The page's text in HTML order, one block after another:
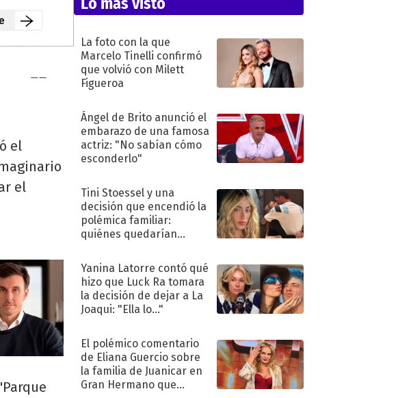
el
el
La foto con la que
Marcelo Tinelli confirmó
que volvió con Milett
Figueroa
Ángel de Brito anunció el
embarazo de una famosa
actriz: "No sabían cómo
esconderlo"
Tini Stoessel y una
decisión que encendió la
polémica familiar:
quiénes quedarían
Yanina Latorre contó qué
hizo que Luck Ra tomara
la decisión de dejar a La
Joaqui: "Ella lo..."
El polémico comentario
de Eliana Guercio sobre
la familia de Juanicar en
Gran Hermano que